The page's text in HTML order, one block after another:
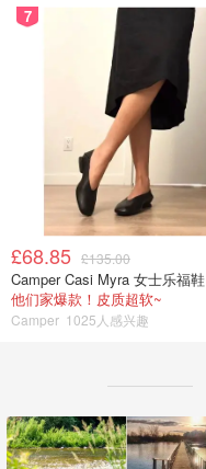
7
£68.85 £135.00
Camper Casi Myra 女士乐福鞋
他们家爆款！皮质超软~
Camper 1025人感兴趣